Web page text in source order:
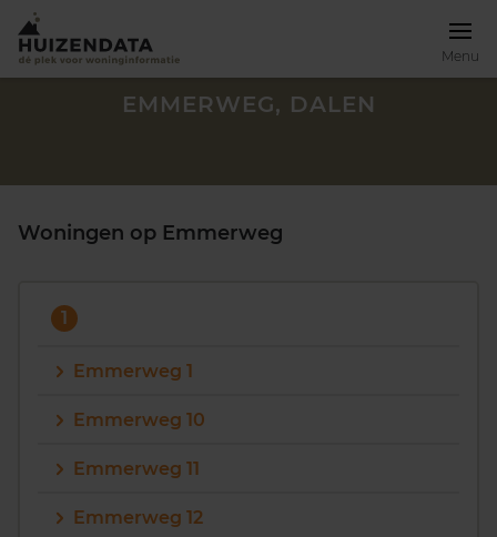
Menu
EMMERWEG, DALEN
Woningen op Emmerweg
1
Emmerweg 1
Emmerweg 10
Emmerweg 11
Emmerweg 12